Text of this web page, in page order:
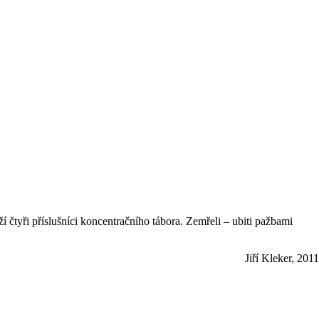
čtyři příslušníci koncentračního tábora. Zemřeli – ubiti pažbami
Jiří Kleker, 2011